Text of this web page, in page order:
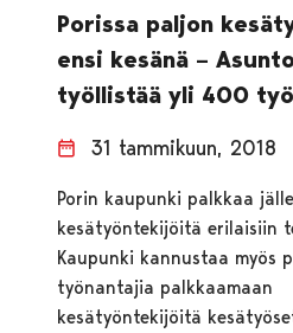
Porissa paljon
ensi kesänä –
työllistää yli 400
31 tammikuun, 2018
Porin kaupunki palkkaa
kesätyöntekijöitä erilaisiin
Kaupunki kannustaa myös
työnantajia palkkaamaan
kesätyöntekijöitä